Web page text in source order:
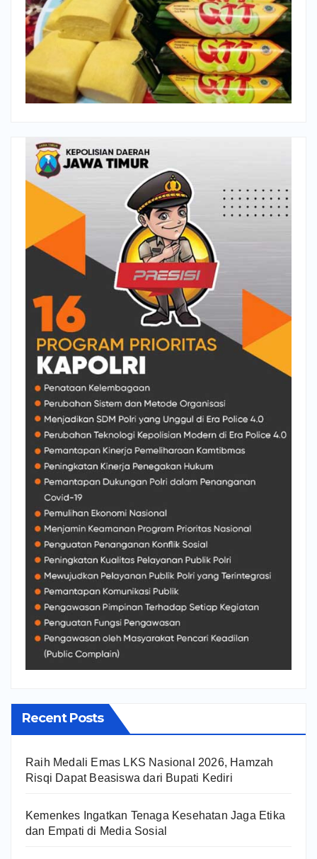
Recent Posts
Raih Medali Emas LKS Nasional 2026, Hamzah
Risqi Dapat Beasiswa dari Bupati Kediri
Kemenkes Ingatkan Tenaga Kesehatan Jaga Etika
dan Empati di Media Sosial